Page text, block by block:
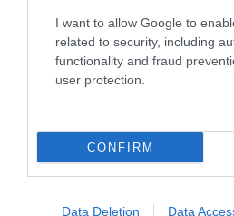
I want to allow Google to
related to security, including
functionality and fraud
user protection.
CONFIRM
Data Deletion Data
Ακολούθησε το
και μάθετε πρώτοι όλες
ΔΙΑΦΗΜΙΣΗ